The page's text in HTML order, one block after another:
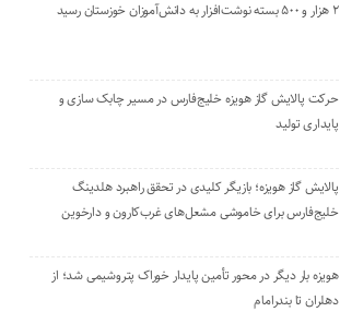
۲ هزار و ۵۰۰ بسته نوشت‌افزار به دانش‌آموزان خوزستان رسید
حرکت پالایش گاز هویزه خلیج‌فارس در مسیر چابک سازی و
پایداری تولید
پالایش گاز هویزه؛ بازیگر کلیدی در تحقق راهبرد هلدینگ
خلیج‌فارس برای خاموشی مشعل‌های غرب‌کارون و دارخوین
هویزه بار دیگر در محور تأمین پایدار خوراک پتروشیمی شد؛ از
دهلران تا بندرامام